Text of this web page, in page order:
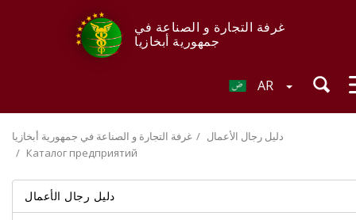
غرفة التجارة و الصناعة في
جمهورية أبخازيا
AR
غرفة التجارة و الصناعة في جمهورية أبخازيا
دليل رجال الأعمال
Каталог предприятий
دليل رجال الأعمال